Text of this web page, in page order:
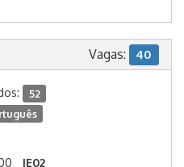
Vagas: 40
52
IE02